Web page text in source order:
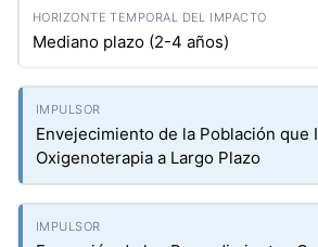
Mediano plazo (2-4 años)
Envejecimiento de la Población que
Oxigenoterapia a Largo Plazo